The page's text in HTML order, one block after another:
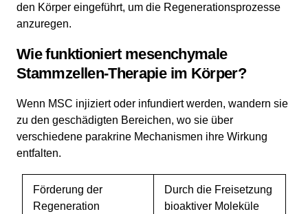
den Körper eingeführt, um die Regenerationsprozesse
anzuregen.
Wie funktioniert mesenchymale
Stammzellen-Therapie im Körper?
Wenn MSC injiziert oder infundiert werden, wandern sie
zu den geschädigten Bereichen, wo sie über
verschiedene parakrine Mechanismen ihre Wirkung
entfalten.
Förderung der
Regeneration
Durch die Freisetzung
bioaktiver Moleküle